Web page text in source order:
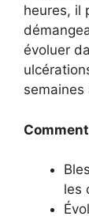
heures, il
évoluer
semaines
les